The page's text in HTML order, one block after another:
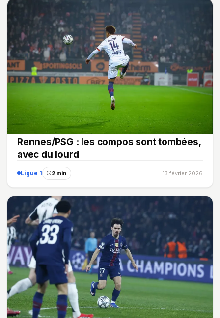
Rennes/PSG : les compos sont tombées,
avec du lourd
Ligue 1 2 min 13 février 2026